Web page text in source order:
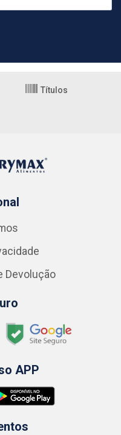
Títulos
Devolução
APP